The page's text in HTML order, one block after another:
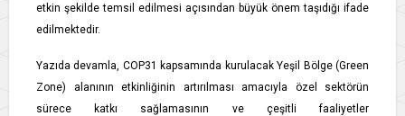
etkin şekilde temsil edilmesi açısından büyük önem taşıdığı ifade
edilmektedir.
Yazıda devamla, COP31 kapsamında kurulacak Yeşil Bölge (Green
Zone) alanının etkinliğinin artırılması amacıyla özel sektörün
sürece katkı sağlamasının ve çeşitli faaliyetler